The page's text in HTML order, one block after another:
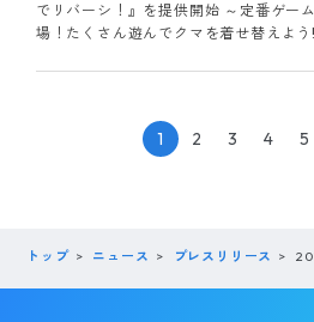
でリバーシ！』を提供開始 ～定番ゲー
場！たくさん遊んでクマを着せ替えよう
1 2 3 4 5
トップ ニュース プレスリリース